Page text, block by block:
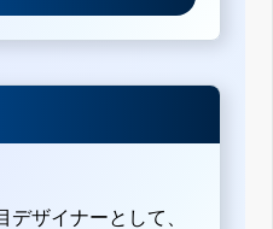
ザイナーとして、